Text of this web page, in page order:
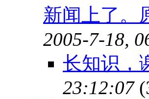
新闻上了。
2005-7-18,
长知识，
23:12:07